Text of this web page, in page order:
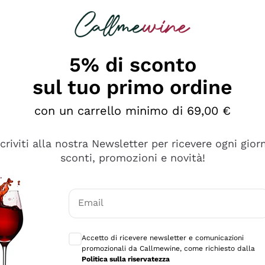
è male ma secondo me ci sono alternative che
5% di sconto
sul tuo primo ordine
con un carrello minimo di 69,00 €
alla nostra Newsletter per ricevere ogni
sconti, promozioni e novità!
Email
Accetto di ricevere newsletter e comunicazioni
promozionali da Callmewine, come richiesto dalla
Politica sulla riservatezza